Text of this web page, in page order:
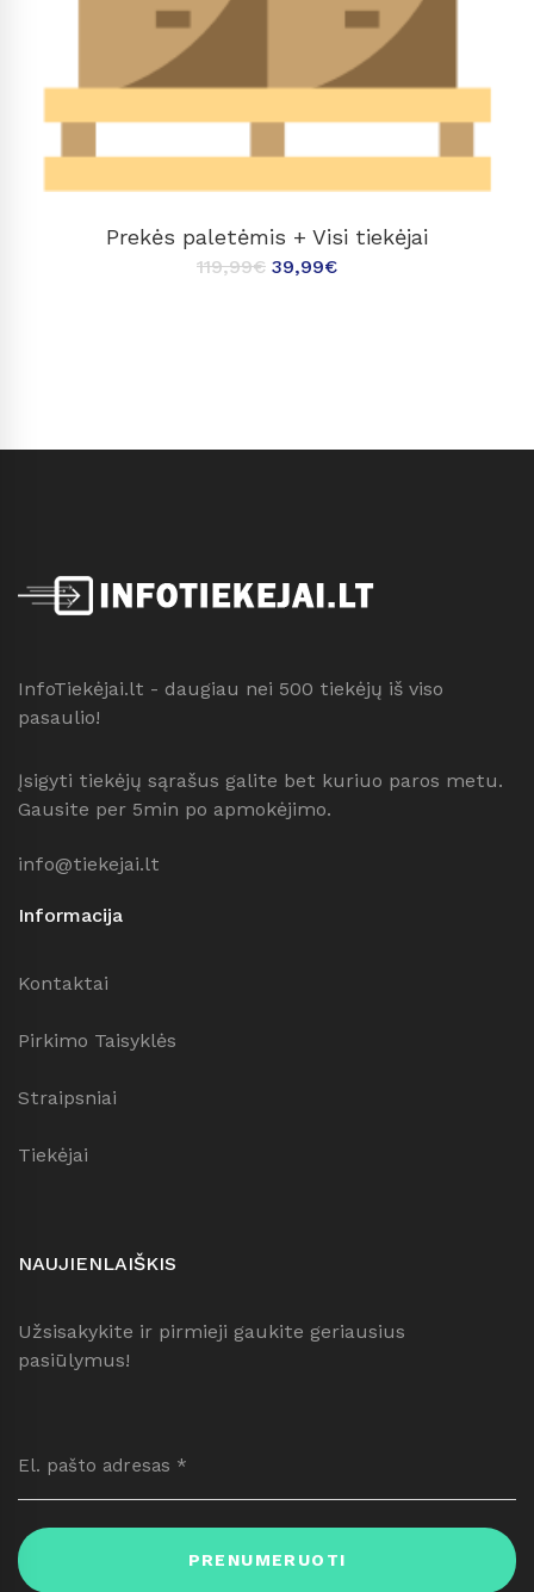
Prekės paletėmis + Visi tiekėjai
119,99€ 39,99€
InfoTiekėjai.lt - daugiau nei 500 tiekėjų iš viso
pasaulio!
Įsigyti tiekėjų sąrašus galite bet kuriuo paros metu.
Gausite per 5min po apmokėjimo.
info@tiekejai.lt
Informacija
Kontaktai
Pirkimo Taisyklės
Straipsniai
Tiekėjai
NAUJIENLAIŠKIS
Užsisakykite ir pirmieji gaukite geriausius
pasiūlymus!
PRENUMERUOTI